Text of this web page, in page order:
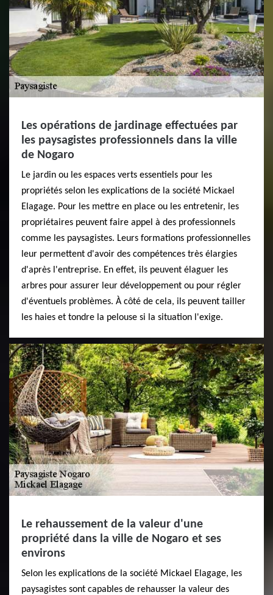
Les opérations de jardinage effectuées par
les paysagistes professionnels dans la ville
de Nogaro
Le jardin ou les espaces verts essentiels pour les
propriétés selon les explications de la société Mickael
Elagage. Pour les mettre en place ou les entretenir, les
propriétaires peuvent faire appel à des professionnels
comme les paysagistes. Leurs formations professionnelles
leur permettent d'avoir des compétences très élargies
d'après l'entreprise. En effet, ils peuvent élaguer les
arbres pour assurer leur développement ou pour régler
d'éventuels problèmes. À côté de cela, ils peuvent tailler
les haies et tondre la pelouse si la situation l'exige.
Le rehaussement de la valeur d'une
propriété dans la ville de Nogaro et ses
environs
Selon les explications de la société Mickael Elagage, les
paysagistes sont capables de rehausser la valeur des